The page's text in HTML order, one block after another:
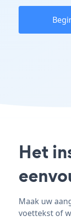
Het
Maak uw
voettekst of